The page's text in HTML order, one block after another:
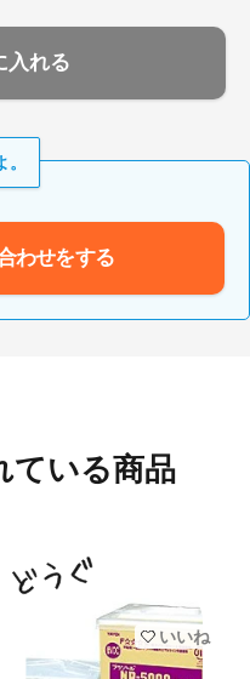
入れる
わせをする
ている商品
いいね